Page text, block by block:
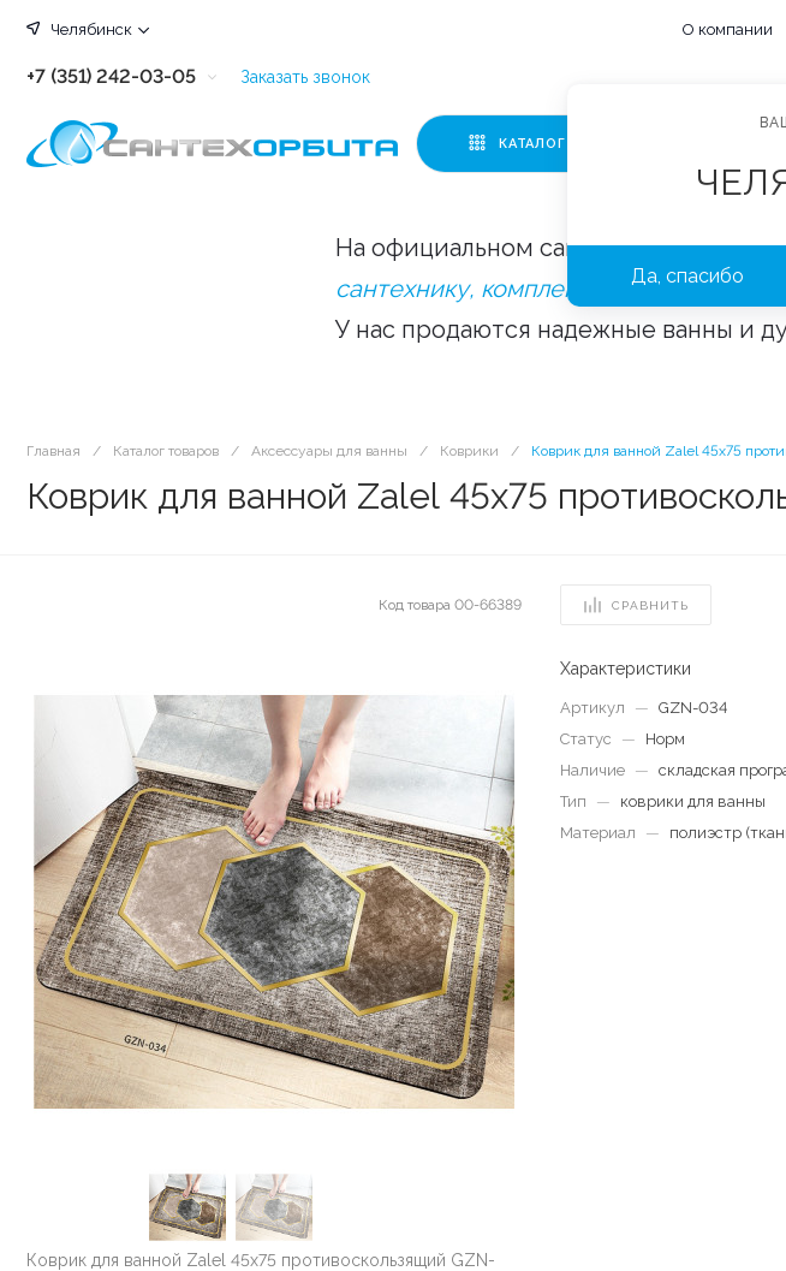
Челябинск О компании
+7 (351) 242-03-05
+7 (351) 242-03-63
Заказать звонок
КАТАЛОГ
На официальном сайте
сантехнику, комплектующие и
У нас продаются надежные ванны и
Главная / Каталог товаров / Аксессуары для ванны / Коврики / Коврик для ванной Zalel 45х75
Коврик для ванной Zalel 45х75
Код товара 00-66389 СРАВНИТЬ
Коврик для ванной Zalel 45х75 противоскользящий GZN-
Характеристики
Артикул — GZN-034
Статус
—
Норм
Наличие
— складская
Тип
—
коврики для ванны
Материал
— полиэстр
Да, спасибо